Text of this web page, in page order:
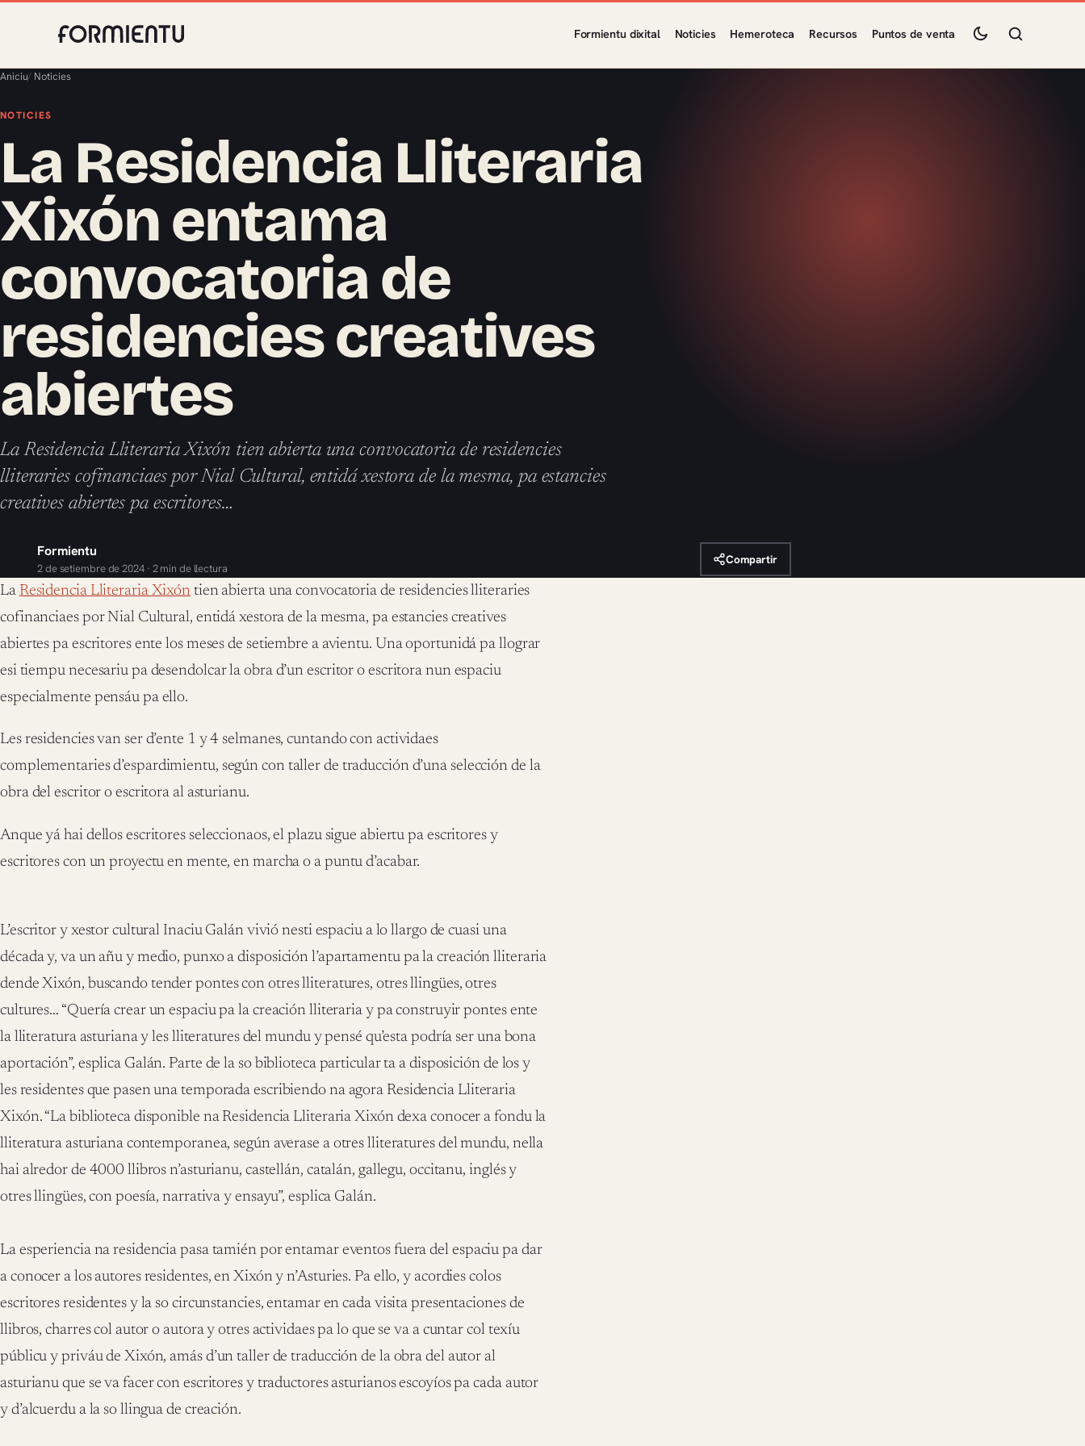
Formientu dixital Noticies Hemeroteca Recursos Puntos de venta
Aniciu/ Noticies
NOTICIES
La Residencia Lliteraria
Xixón entama
convocatoria de
residencies creatives
abiertes
La Residencia Lliteraria Xixón tien abierta una convocatoria de residencies
lliteraries cofinanciaes por Nial Cultural, entidá xestora de la mesma, pa estancies
creatives abiertes pa escritores…
Formientu
2 de setiembre de 2024 · 2 min de llectura
Compartir
La Residencia Lliteraria Xixón tien abierta una convocatoria de residencies lliteraries
cofinanciaes por Nial Cultural, entidá xestora de la mesma, pa estancies creatives
abiertes pa escritores ente los meses de setiembre a avientu. Una oportunidá pa llograr
esi tiempu necesariu pa desendolcar la obra d’un escritor o escritora nun espaciu
especialmente pensáu pa ello.
Les residencies van ser d’ente 1 y 4 selmanes, cuntando con actividaes
complementaries d’espardimientu, según con taller de traducción d’una selección de la
obra del escritor o escritora al asturianu.
Anque yá hai dellos escritores seleccionaos, el plazu sigue abiertu pa escritores y
escritores con un proyectu en mente, en marcha o a puntu d’acabar.
L’escritor y xestor cultural Inaciu Galán vivió nesti espaciu a lo llargo de cuasi una
década y, va un añu y medio, punxo a disposición l’apartamentu pa la creación lliteraria
dende Xixón, buscando tender pontes con otres lliteratures, otres llingües, otres
cultures… “Quería crear un espaciu pa la creación lliteraria y pa construyir pontes ente
la lliteratura asturiana y les lliteratures del mundu y pensé qu’esta podría ser una bona
aportación”, esplica Galán. Parte de la so biblioteca particular ta a disposición de los y
les residentes que pasen una temporada escribiendo na agora Residencia Lliteraria
Xixón. “La biblioteca disponible na Residencia Lliteraria Xixón dexa conocer a fondu la
lliteratura asturiana contemporanea, según averase a otres lliteratures del mundu, nella
hai alredor de 4000 llibros n’asturianu, castellán, catalán, gallegu, occitanu, inglés y
otres llingües, con poesía, narrativa y ensayu”, esplica Galán.
La esperiencia na residencia pasa tamién por entamar eventos fuera del espaciu pa dar
a conocer a los autores residentes, en Xixón y n’Asturies. Pa ello, y acordies colos
escritores residentes y la so circunstancies, entamar en cada visita presentaciones de
llibros, charres col autor o autora y otres actividaes pa lo que se va a cuntar col texíu
públicu y priváu de Xixón, amás d’un taller de traducción de la obra del autor al
asturianu que se va facer con escritores y traductores asturianos escoyíos pa cada autor
y d’alcuerdu a la so llingua de creación.